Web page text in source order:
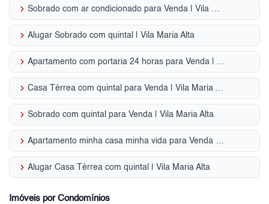
keyboard_arrow_right Sobrado com ar condicionado para Venda | Vila Maria Alta
keyboard_arrow_right Alugar Sobrado com quintal | Vila Maria Alta
keyboard_arrow_right Apartamento com portaria 24 horas para Venda | Vila Maria Alta
keyboard_arrow_right Casa Térrea com quintal para Venda | Vila Maria Alta
keyboard_arrow_right Sobrado com quintal para Venda | Vila Maria Alta
keyboard_arrow_right Apartamento minha casa minha vida para Venda | Vila Maria Alta
keyboard_arrow_right Alugar Casa Térrea com quintal | Vila Maria Alta
Imóveis por Condomínios